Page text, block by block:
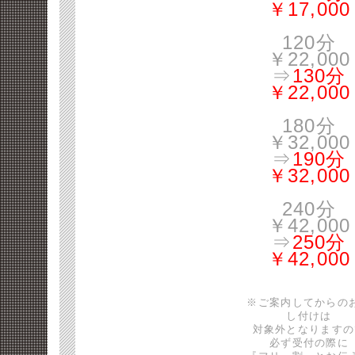
￥17,000
120分
￥22,000
⇒130分
￥22,000
180分
￥32,000
⇒190分
￥32,000
240分
￥42,000
⇒250分
￥42,000
※ご案内してからの
し付けは
対象外となります
必ず受付の際に